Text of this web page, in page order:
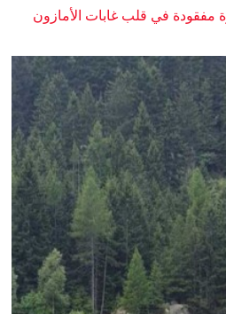
مفقودة في قلب غابات الأمازون